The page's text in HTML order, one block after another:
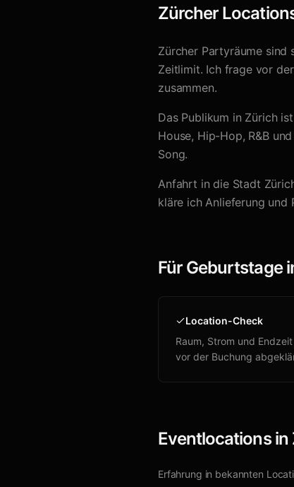
Zürcher
Zürcher Partyräume sind
Zeitlimit. Ich frage vor
zusammen.
Das Publikum in Zürich
House, Hip-Hop, R&B
Song.
Anfahrt in die Stadt
kläre ich Anlieferung und
Für Geburtstage
Location-Check
Raum, Strom und
vor der Buchung
Eventlocations in
Erfahrung in bekannten